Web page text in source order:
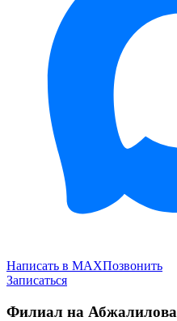
Написать в MAXПозвонить
Записаться
Филиал на Абжалилова